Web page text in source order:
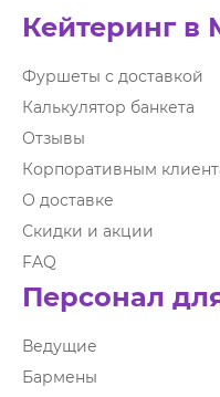
Кейтеринг в
Фуршеты с доставкой
Калькулятор банкета
Отзывы
Корпоративным
О доставке
Скидки и акции
FAQ
Персонал
Ведущие
Бармены